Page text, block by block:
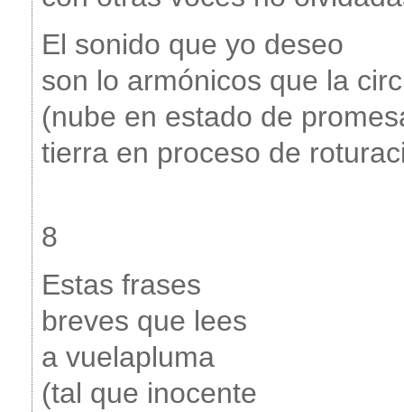
El sonido que yo deseo
son lo armónicos que la
(nube en estado de
tierra en proceso de
8
Estas frases
breves que lees
a vuelapluma
(tal que inocente